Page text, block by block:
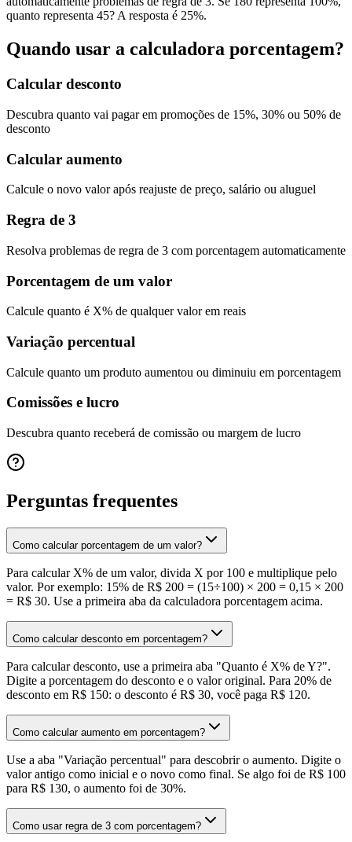
quanto representa 45? A resposta é 25%.
Quando usar a calculadora porcentagem?
Calcular desconto
Descubra quanto vai pagar em promoções de 15%, 30% ou 50% de
desconto
Calcular aumento
Calcule o novo valor após reajuste de preço, salário ou aluguel
Regra de 3
Resolva problemas de regra de 3 com porcentagem automaticamente
Porcentagem de um valor
Calcule quanto é X% de qualquer valor em reais
Variação percentual
Calcule quanto um produto aumentou ou diminuiu em porcentagem
Comissões e lucro
Descubra quanto receberá de comissão ou margem de lucro
Perguntas frequentes
Como calcular porcentagem de um valor?
Para calcular X% de um valor, divida X por 100 e multiplique pelo
valor. Por exemplo: 15% de R$ 200 = (15÷100) × 200 = 0,15 × 200
= R$ 30. Use a primeira aba da calculadora porcentagem acima.
Como calcular desconto em porcentagem?
Para calcular desconto, use a primeira aba "Quanto é X% de Y?".
Digite a porcentagem do desconto e o valor original. Para 20% de
desconto em R$ 150: o desconto é R$ 30, você paga R$ 120.
Como calcular aumento em porcentagem?
Use a aba "Variação percentual" para descobrir o aumento. Digite o
valor antigo como inicial e o novo como final. Se algo foi de R$ 100
para R$ 130, o aumento foi de 30%.
Como usar regra de 3 com porcentagem?